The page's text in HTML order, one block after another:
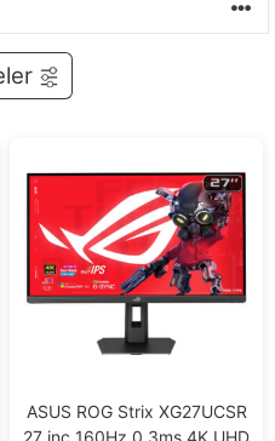
ASUS ROG Strix XG27UCSR
27 inç 160Hz 0.3ms 4K UHD